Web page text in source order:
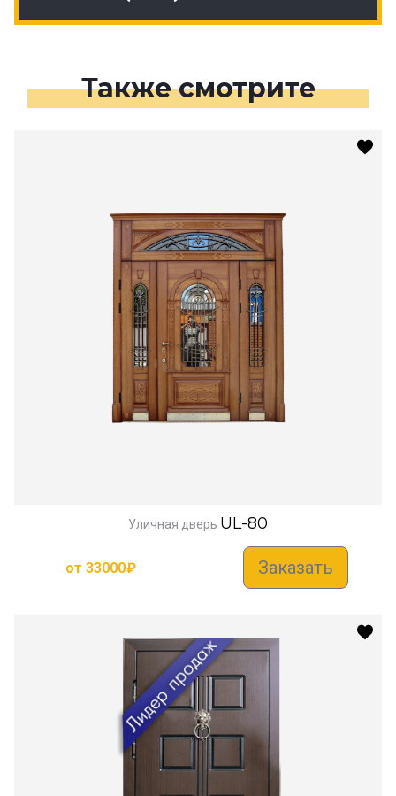
Также смотрите
Уличная дверь UL-80
от 33000₽ Заказать